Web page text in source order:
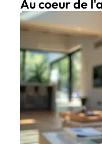
Au coeur de